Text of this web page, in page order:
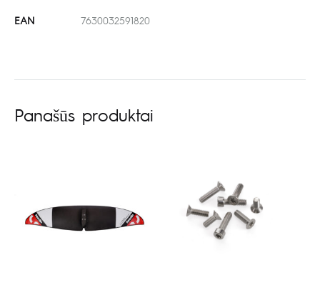
EAN 7630032591820
Panašūs produktai